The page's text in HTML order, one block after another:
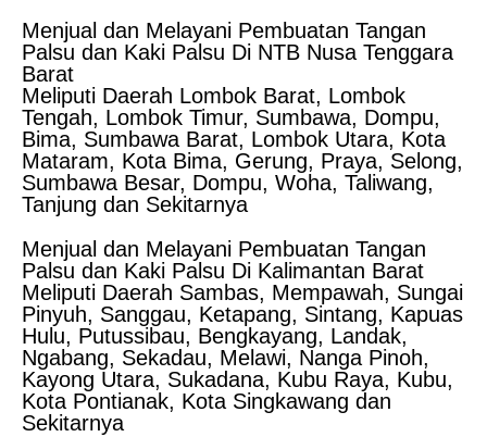
Menjual dan Melayani Pembuatan Tangan
Palsu dan Kaki Palsu Di NTB Nusa Tenggara
Barat
Meliputi Daerah Lombok Barat, Lombok
Tengah, Lombok Timur, Sumbawa, Dompu,
Bima, Sumbawa Barat, Lombok Utara, Kota
Mataram, Kota Bima, Gerung, Praya, Selong,
Sumbawa Besar, Dompu, Woha, Taliwang,
Tanjung dan Sekitarnya
Menjual dan Melayani Pembuatan Tangan
Palsu dan Kaki Palsu Di Kalimantan Barat
Meliputi Daerah Sambas, Mempawah, Sungai
Pinyuh, Sanggau, Ketapang, Sintang, Kapuas
Hulu, Putussibau, Bengkayang, Landak,
Ngabang, Sekadau, Melawi, Nanga Pinoh,
Kayong Utara, Sukadana, Kubu Raya, Kubu,
Kota Pontianak, Kota Singkawang dan
Sekitarnya